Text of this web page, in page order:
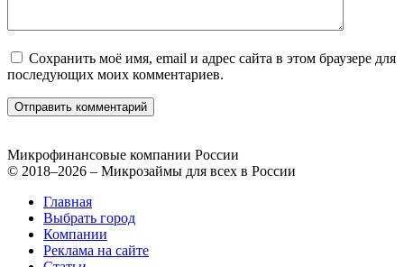
Сохранить моё имя, email и адрес сайта в этом браузере для
последующих моих комментариев.
Микрофинансовые компании России
© 2018–2026 – Микрозаймы для всех в России
Главная
Выбрать город
Компании
Реклама на сайте